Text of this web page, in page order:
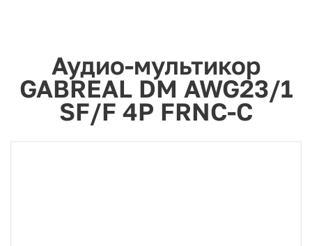
Аудио-мультикор
GABREAL DM AWG23/1
SF/F 4P FRNC-C